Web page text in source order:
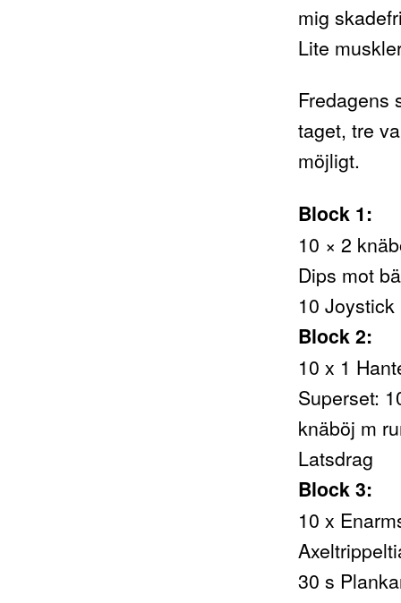
mig
Lite
Fredagens
taget, tre
möjligt.
Block 1:
10 × 2
Dips mot
10
Block 2:
10 x 1
Superset:
knäböj m
Latsdrag
Block 3:
10 x
30 s